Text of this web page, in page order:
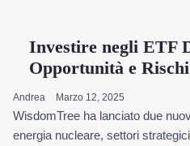
Investire negli ETF
Opportunità e Rischi
Andrea Marzo 12, 2025
WisdomTree ha lanciato due
energia nucleare, settori